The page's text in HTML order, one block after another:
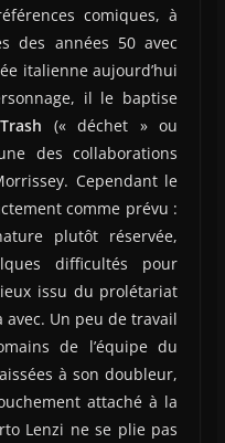
comiques, à
des années 50 avec
italienne aujourd’hui
il le baptise
Trash (« déchet » ou
des collaborations
Cependant le
comme prévu :
plutôt réservée,
difficultés pour
issu du prolétariat
avec. Un peu de travail
de l’équipe du
à son doubleur,
attaché à la
Lenzi ne se plie pas